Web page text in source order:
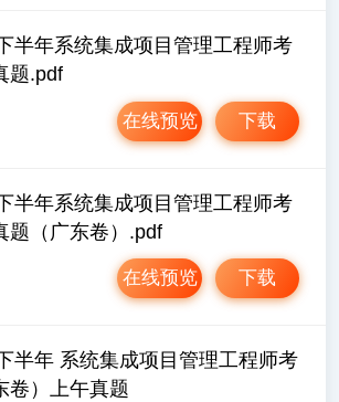
半年系统集成项目管理工程师考
题.pdf
下载
在线预览
半年系统集成项目管理工程师考
题（广东卷）.pdf
下载
在线预览
半年 系统集成项目管理工程师考
卷）上午真题